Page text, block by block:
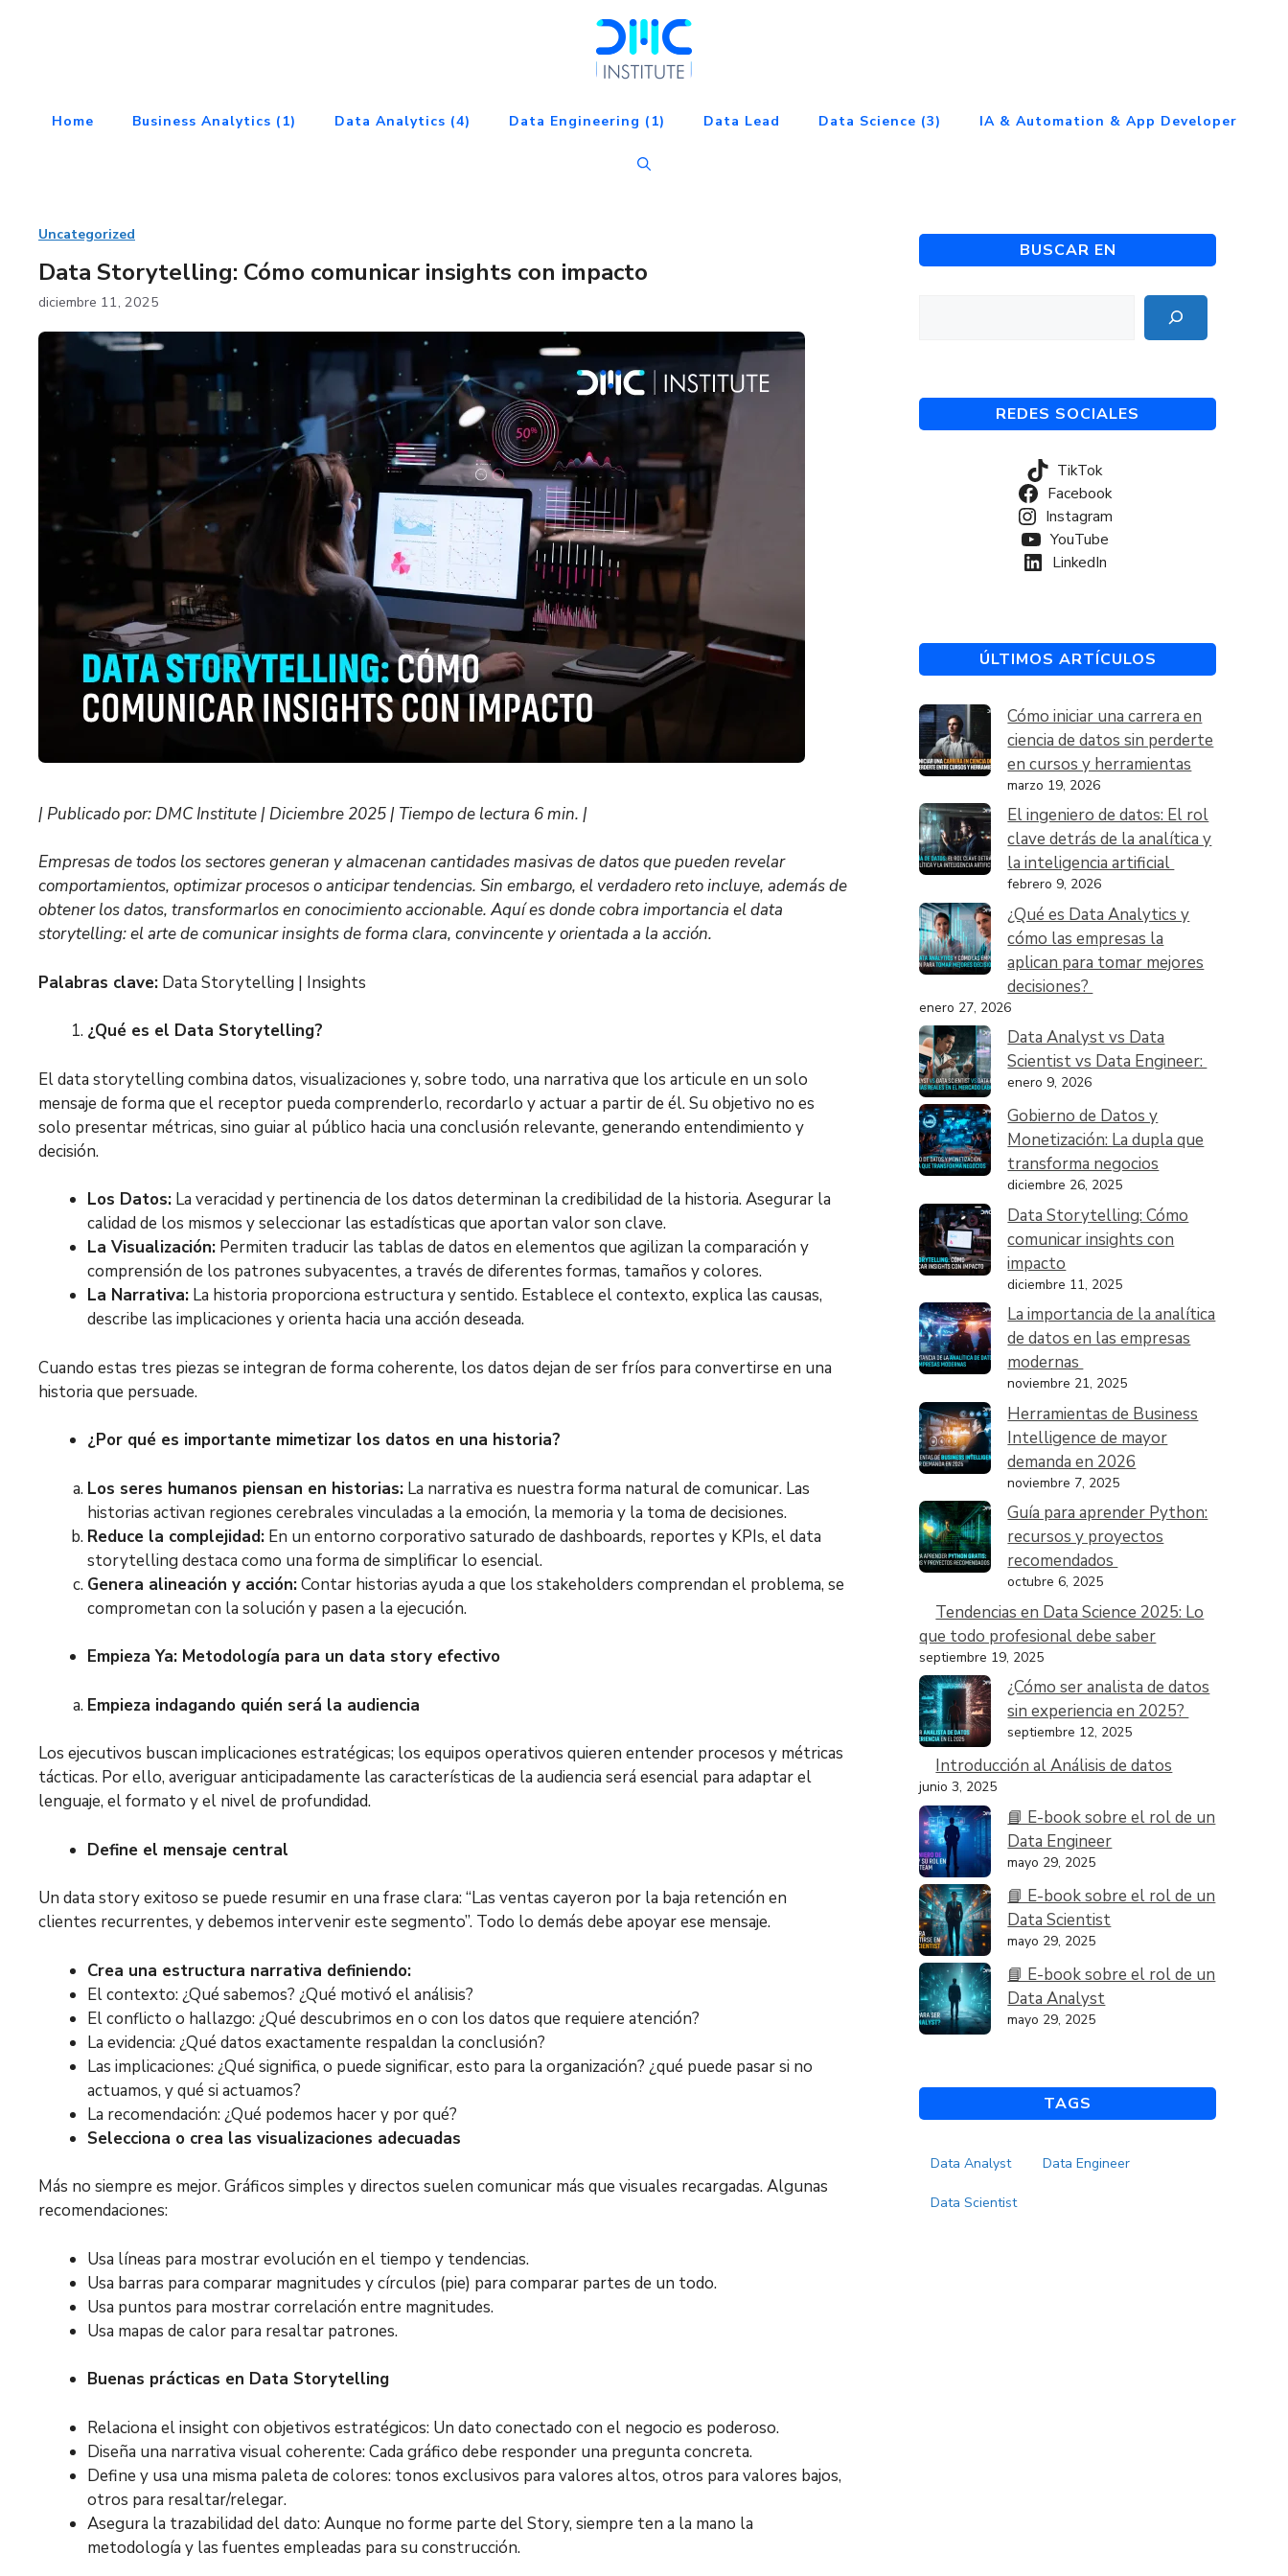
Home Business Analytics (1) Data Analytics (4) Data Engineering (1) Data Lead Data Science (3) IA & Automation & App Developer
Uncategorized
Data Storytelling: Cómo comunicar insights con impacto
diciembre 11, 2025
| Publicado por: DMC Institute | Diciembre 2025 | Tiempo de lectura 6 min. |
Empresas de todos los sectores generan y almacenan cantidades masivas de datos que pueden revelar
comportamientos, optimizar procesos o anticipar tendencias. Sin embargo, el verdadero reto incluye, además de
obtener los datos, transformarlos en conocimiento accionable. Aquí es donde cobra importancia el data
storytelling: el arte de comunicar insights de forma clara, convincente y orientada a la acción.
Palabras clave: Data Storytelling | Insights
¿Qué es el Data Storytelling?
El data storytelling combina datos, visualizaciones y, sobre todo, una narrativa que los articule en un solo
mensaje de forma que el receptor pueda comprenderlo, recordarlo y actuar a partir de él. Su objetivo no es
solo presentar métricas, sino guiar al público hacia una conclusión relevante, generando entendimiento y
decisión.
Los Datos: La veracidad y pertinencia de los datos determinan la credibilidad de la historia. Asegurar la
calidad de los mismos y seleccionar las estadísticas que aportan valor son clave.
La Visualización: Permiten traducir las tablas de datos en elementos que agilizan la comparación y
comprensión de los patrones subyacentes, a través de diferentes formas, tamaños y colores.
La Narrativa: La historia proporciona estructura y sentido. Establece el contexto, explica las causas,
describe las implicaciones y orienta hacia una acción deseada.
Cuando estas tres piezas se integran de forma coherente, los datos dejan de ser fríos para convertirse en una
historia que persuade.
¿Por qué es importante mimetizar los datos en una historia?
Los seres humanos piensan en historias: La narrativa es nuestra forma natural de comunicar. Las
historias activan regiones cerebrales vinculadas a la emoción, la memoria y la toma de decisiones.
Reduce la complejidad: En un entorno corporativo saturado de dashboards, reportes y KPIs, el data
storytelling destaca como una forma de simplificar lo esencial.
Genera alineación y acción:Contar historias ayuda a que los stakeholders comprendan el problema, se
comprometan con la solución y pasen a la ejecución.
Empieza Ya: Metodología para un data story efectivo
Empieza indagando quién será la audiencia
Los ejecutivos buscan implicaciones estratégicas; los equipos operativos quieren entender procesos y métricas
tácticas. Por ello, averiguar anticipadamente las características de la audiencia será esencial para adaptar el
lenguaje, el formato y el nivel de profundidad.
Define el mensaje central
Un data story exitoso se puede resumir en una frase clara: “Las ventas cayeron por la baja retención en
clientes recurrentes, y debemos intervenir este segmento”. Todo lo demás debe apoyar ese mensaje.
Crea una estructura narrativa definiendo:
El contexto: ¿Qué sabemos? ¿Qué motivó el análisis?
El conflicto o hallazgo: ¿Qué descubrimos en o con los datos que requiere atención?
La evidencia: ¿Qué datos exactamente respaldan la conclusión?
Las implicaciones: ¿Qué significa, o puede significar, esto para la organización? ¿qué puede pasar si no
actuamos, y qué si actuamos?
La recomendación: ¿Qué podemos hacer y por qué?
Selecciona o crea las visualizaciones adecuadas
Más no siempre es mejor. Gráficos simples y directos suelen comunicar más que visuales recargadas. Algunas
recomendaciones:
Usa líneas para mostrar evolución en el tiempo y tendencias.
Usa barras para comparar magnitudes y círculos (pie) para comparar partes de un todo.
Usa puntos para mostrar correlación entre magnitudes.
Usa mapas de calor para resaltar patrones.
Buenas prácticas en Data Storytelling
Relaciona el insight con objetivos estratégicos: Un dato conectado con el negocio es poderoso.
Diseña una narrativa visual coherente: Cada gráfico debe responder una pregunta concreta.
Define y usa una misma paleta de colores: tonos exclusivos para valores altos, otros para valores bajos,
otros para resaltar/relegar.
Asegura la trazabilidad del dato: Aunque no forme parte del Story, siempre ten a la mano la
metodología y las fuentes empleadas para su construcción.
BUSCAR EN
REDES SOCIALES
TikTok
Facebook
Instagram
YouTube
LinkedIn
ÚLTIMOS ARTÍCULOS
Cómo iniciar una carrera en
ciencia de datos sin perderte
en cursos y herramientas
marzo 19, 2026
El ingeniero de datos: El rol
clave detrás de la analítica y
la inteligencia artificial
febrero 9, 2026
¿Qué es Data Analytics y
cómo las empresas la
aplican para tomar mejores
decisiones?
enero 27, 2026
Data Analyst vs Data
Scientist vs Data Engineer:
enero 9, 2026
Gobierno de Datos y
Monetización: La dupla que
transforma negocios
diciembre 26, 2025
Data Storytelling: Cómo
comunicar insights con
impacto
diciembre 11, 2025
La importancia de la analítica
de datos en las empresas
modernas
noviembre 21, 2025
Herramientas de Business
Intelligence de mayor
demanda en 2026
noviembre 7, 2025
Guía para aprender Python:
recursos y proyectos
recomendados
octubre 6, 2025
Tendencias en Data Science 2025: Lo
que todo profesional debe saber
septiembre 19, 2025
¿Cómo ser analista de datos
sin experiencia en 2025?
septiembre 12, 2025
Introducción al Análisis de datos
junio 3, 2025
📘 E-book sobre el rol de un
Data Engineer
mayo 29, 2025
📘 E-book sobre el rol de un
Data Scientist
mayo 29, 2025
📘 E-book sobre el rol de un
Data Analyst
mayo 29, 2025
TAGS
Data Analyst Data Engineer
Data Scientist